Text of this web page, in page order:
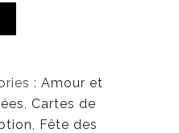
: Amour et
, Cartes de
, Fête des